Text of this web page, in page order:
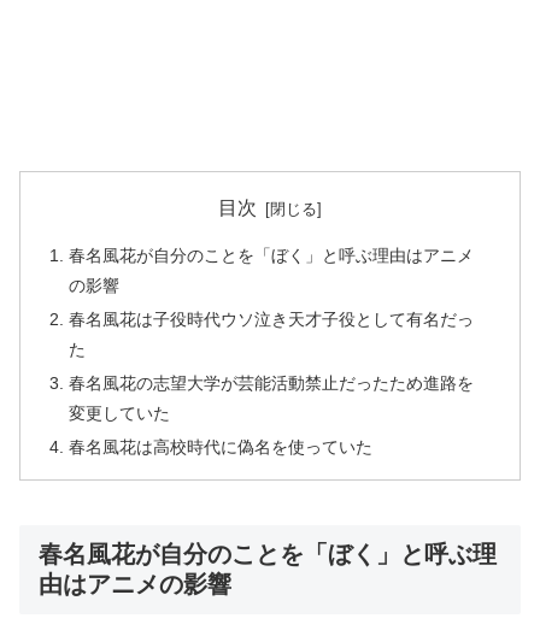
目次
春名風花が自分のことを「ぼく」と呼ぶ理由はアニメ
の影響
春名風花は子役時代ウソ泣き天才子役として有名だっ
た
春名風花の志望大学が芸能活動禁止だったため進路を
変更していた
春名風花は高校時代に偽名を使っていた
春名風花が自分のことを「ぼく」と呼ぶ理
由はアニメの影響